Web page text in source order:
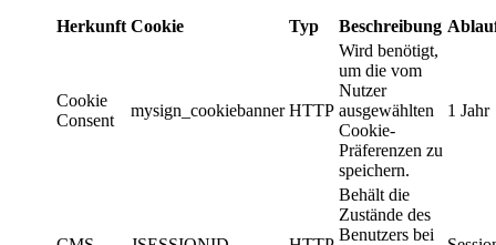
Herkunft Cookie Typ Beschreibung
Cookie
Consent
mysign_cookiebanner HTTP
Wird benötigt,
um die vom
Nutzer
ausgewählten
Cookie-
Präferenzen zu
speichern.
1 Jahr
Behält die
Zustände des
Benutzers bei